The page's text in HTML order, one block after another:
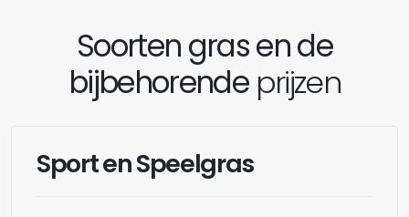
Soorten gras en de
bijbehorendeprijzen
Sport en Speelgras